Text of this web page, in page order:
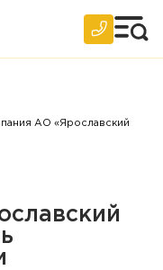
АО «Ярославский